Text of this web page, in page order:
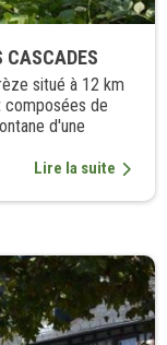
situé à 12 km
composées de
d'une
Lire la suite